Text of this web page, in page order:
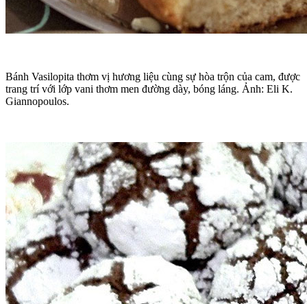
Bánh Vasilopita thơm vị hương liệu cùng sự hòa trộn của cam, được
trang trí với lớp vani thơm men đường dày, bóng láng. Ảnh: Eli K.
Giannopoulos.